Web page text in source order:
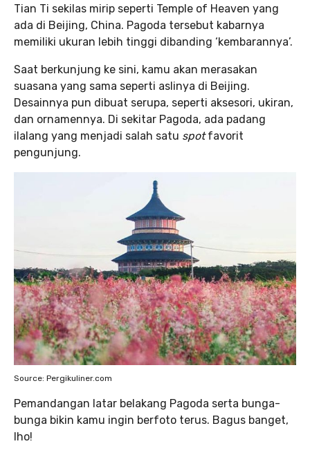
Tian Ti sekilas mirip seperti Temple of Heaven yang
ada di Beijing, China. Pagoda tersebut kabarnya
memiliki ukuran lebih tinggi dibanding ‘kembarannya’.
Saat berkunjung ke sini, kamu akan merasakan
suasana yang sama seperti aslinya di Beijing.
Desainnya pun dibuat serupa, seperti aksesori, ukiran,
dan ornamennya. Di sekitar Pagoda, ada padang
ilalang yang menjadi salah satu spotfavorit
pengunjung.
Source: Pergikuliner.com
Pemandangan latar belakang Pagoda serta bunga-
bunga bikin kamu ingin berfoto terus. Bagus banget,
lho!